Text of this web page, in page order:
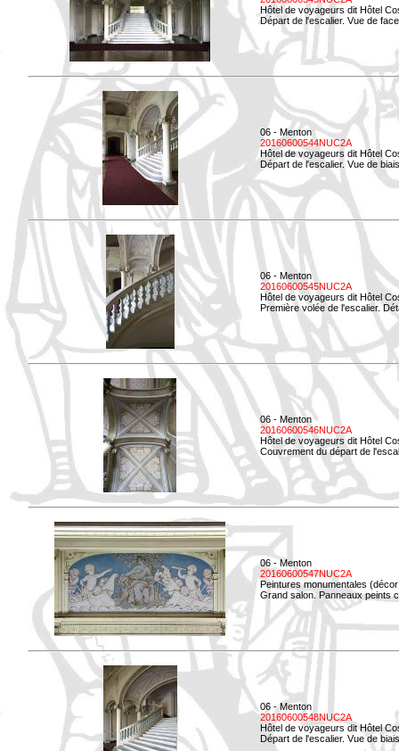
Hôtel de voyageurs dit Hôtel
Départ de l'escalier. Vue de
06 - Menton
20160600544NUC2A
Hôtel de voyageurs dit Hôtel
Départ de l'escalier. Vue de
06 - Menton
20160600545NUC2A
Hôtel de voyageurs dit Hôtel
Première volée de l'escalier.
06 - Menton
20160600546NUC2A
Hôtel de voyageurs dit Hôtel
Couvrement du départ de
06 - Menton
20160600547NUC2A
Peintures monumentales
Grand salon. Panneaux peints
06 - Menton
20160600548NUC2A
Hôtel de voyageurs dit Hôtel
Départ de l'escalier. Vue de